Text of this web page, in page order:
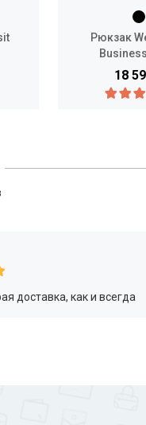
Рюкзак
18
доставка, как и всегда